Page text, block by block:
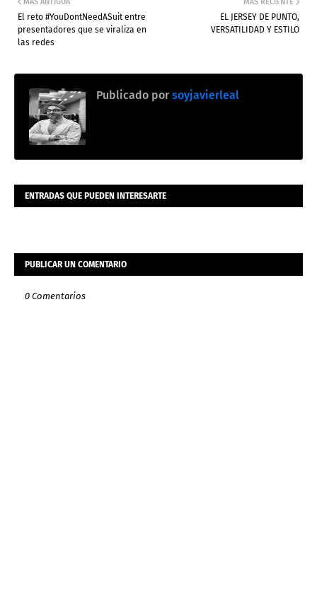
EL JERSEY DE PUNTO,
VERSATILIDAD Y ESTILO
El reto #YouDontNeedASuit entre
presentadores que se viraliza en
las redes
Publicado por soyjavierleal
ENTRADAS QUE PUEDEN INTERESARTE
PUBLICAR UN COMENTARIO
0 Comentarios